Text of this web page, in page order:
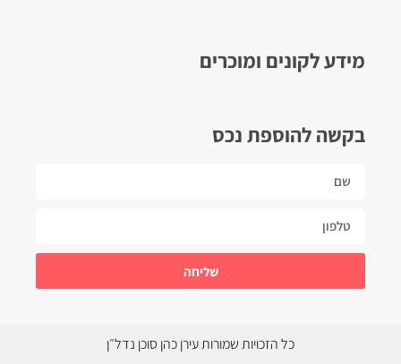
מידע לקונים ומוכרים
בקשה להוספת נכס
שליחה
כל הזכויות שמורות עירן כהן סוכן נדל״ן